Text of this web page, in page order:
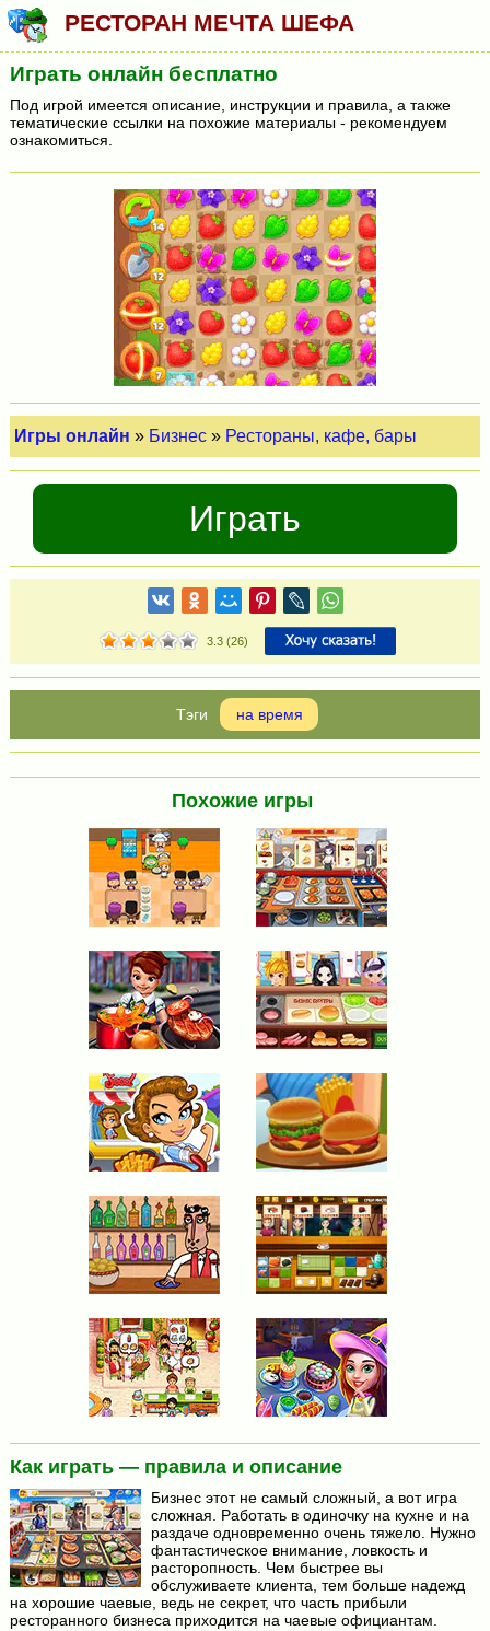
РЕСТОРАН МЕЧТА ШЕФА
Играть онлайн бесплатно
Под игрой имеется описание, инструкции и правила, а также
тематические ссылки на похожие материалы - рекомендуем
ознакомиться.
Игры онлайн » Бизнес » Рестораны, кафе, бары
Играть
3.3(26)
на время
Похожие игры
Как играть — правила и описание
Бизнес этот не самый сложный, а вот игра
сложная. Работать в одиночку на кухне и на
раздаче одновременно очень тяжело. Нужно
фантастическое внимание, ловкость и
расторопность. Чем быстрее вы
обслуживаете клиента, тем больше надежд
на хорошие чаевые, ведь не секрет, что часть прибыли
ресторанного бизнеса приходится на чаевые официантам.